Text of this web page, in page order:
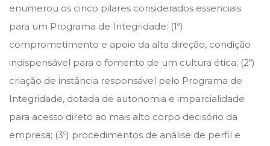
enumerou os cinco pilares considerados essenciais
para um Programa de Integridade: (1º)
comprometimento e apoio da alta direção, condição
indispensável para o fomento de um cultura ética; (2º)
criação de instância responsável pelo Programa de
Integridade, dotada de autonomia e imparcialidade
para acesso direto ao mais alto corpo decisório da
empresa; (3º) procedimentos de análise de perfil e